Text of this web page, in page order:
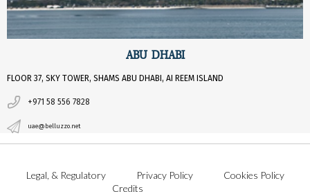
ABU DHABI
FLOOR 37, SKY TOWER, SHAMS ABU DHABI, AI REEM ISLAND
+971 58 556 7828
uae@belluzzo.net
Legal, & Regulatory Privacy Policy
Cookies Policy
Credits